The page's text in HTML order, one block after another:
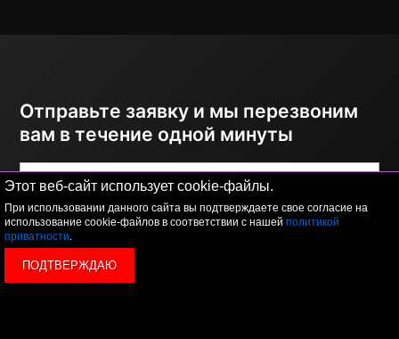
Этот веб-сайт использует cookie-файлы.
При использовании данного сайта вы подтверждаете свое согласие на
использование cookie-файлов в соответствии с нашей политикой
приватности.
ПОДТВЕРЖДАЮ
Отправьте заявку и мы перезвоним
вам в течение одной минуты